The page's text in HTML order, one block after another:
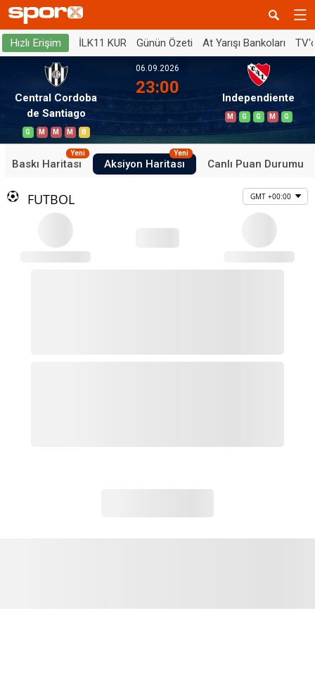
Hızlı Erişim İLK11 KUR Günün Özeti At Yarışı Bankoları
Central Cordoba
de Santiago
G M M M B
06.09.2026
23:00
Independiente
M G G M G
Baskı Haritası
Yeni
Aksiyon Haritası
Yeni
Canlı Puan Durumu
FUTBOL GMT +00:00